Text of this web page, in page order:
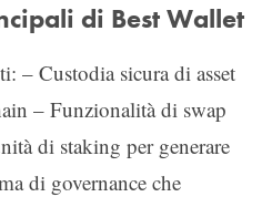
di Best Wallet
– Custodia sicura di asset
– Funzionalità di swap
di staking per generare
di governance che